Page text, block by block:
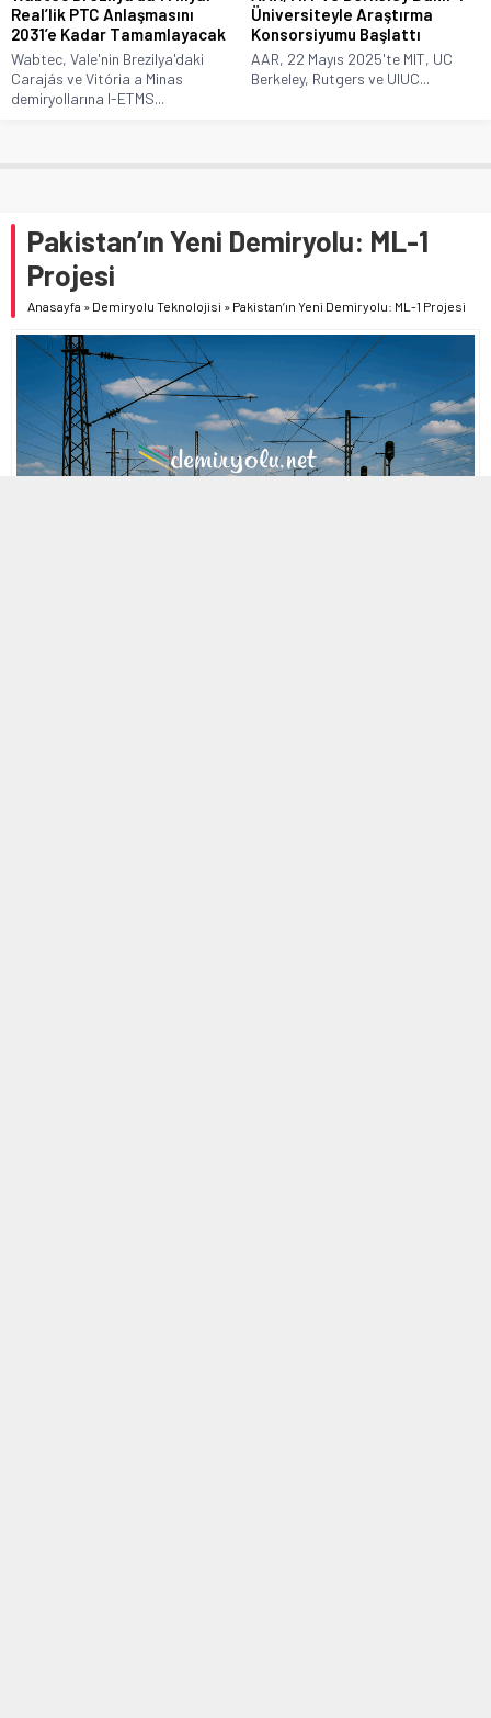
Real’lik PTC Anlaşmasını
2031’e Kadar Tamamlayacak
Wabtec, Vale'nin Brezilya'daki
Carajás ve Vitória a Minas
demiryollarına I-ETMS...
Üniversiteyle Araştırma
Konsorsiyumu Başlattı
AAR, 22 Mayıs 2025'te MIT, UC
Berkeley, Rutgers ve UIUC...
Pakistan’ın Yeni Demiryolu: ML-1
Projesi
Anasayfa » Demiryolu Teknolojisi » Pakistan’ın Yeni Demiryolu: ML-1 Projesi